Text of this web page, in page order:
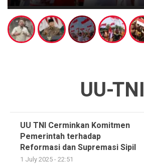
UU-TNI
UU TNI Cerminkan Komitmen
Pemerintah terhadap
Reformasi dan Supremasi Sipil
1 July 2025 - 22:51